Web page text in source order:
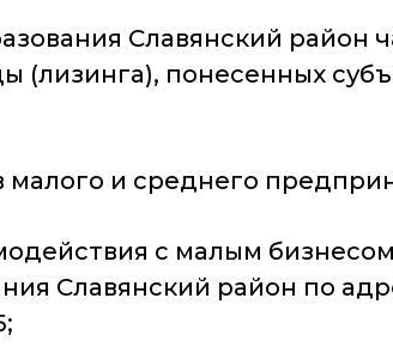
Славянский район
(лизинга), понесенных
и среднего
с малым
Славянский район по